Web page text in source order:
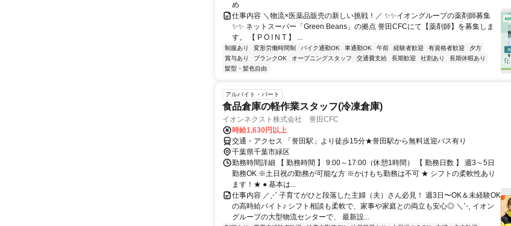
め
仕事内容 ＼物流×医薬品販売の新しい挑戦！／ ✨✨イオングループの薬剤師募集
✨✨ ネットスーパー「Green Beans」の拠点 誉田CFCにて【薬剤師】を募集しま
す。 【 P O I N T 】 ...
制服あり 変形労働時間制 バイク通勤OK 車通勤OK 午前 経験者歓迎 有資格者歓迎
夕方
賞与あり
ブランクOK オープニングスタッフ 交通費支給 長期歓迎 社割あり
長期休暇あり
髪型・髪色自由
アルバイト・パート
食品倉庫の軽作業スタッフ(冷凍倉庫)
イオンネクスト株式会社 誉田CFC
時給1,630円以上
交通・アクセス 「誉田駅」より徒歩15分★誉田駅から無料送迎バス有り
千葉県千葉市緑区
勤務時間詳細 【 勤務時間 】 9:00～17:00（休憩1時間） 【 勤務日数 】 週3～5日
勤務OK ※土日祝の勤務が可能な方 ※かけもち勤務は不可 ★ シフトの柔軟性あり
ます！★ ● 基本は...
仕事内容 ／⋰ 子育てがひと段落した主婦（夫）さん必見！ 週3日〜OK＆未経験OK
の高時給バイト♪ シフト相談も柔軟で、家事や家庭との両立も安心◎ ＼⋱ イオン
グループの大型物流センターで、 最新設...